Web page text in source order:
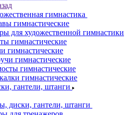
гимнастика
гимнастические
для художественной гимнастики
гимнастические
гимнастические
гимнастические
гимнастические
гимнастические
гантели, штанги
диски, гантели, штанги